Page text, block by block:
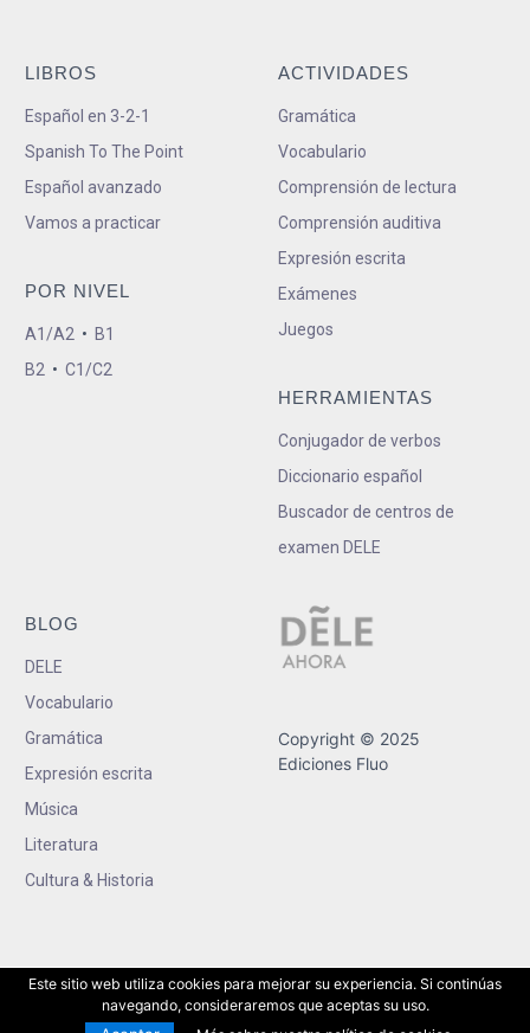
LIBROS
Español en 3-2-1
Spanish To The Point
Español avanzado
Vamos a practicar
POR NIVEL
A1/A2 • B1
B2 • C1/C2
ACTIVIDADES
Gramática
Vocabulario
Comprensión de lectura
Comprensión auditiva
Expresión escrita
Exámenes
Juegos
HERRAMIENTAS
Conjugador de verbos
Diccionario español
Buscador de centros de
examen DELE
BLOG
DELE
Vocabulario
Gramática
Expresión escrita
Música
Literatura
Cultura & Historia
Copyright © 2025
Ediciones Fluo
Este sitio web utiliza cookies para mejorar su experiencia. Si continúas
navegando, consideraremos que aceptas su uso.